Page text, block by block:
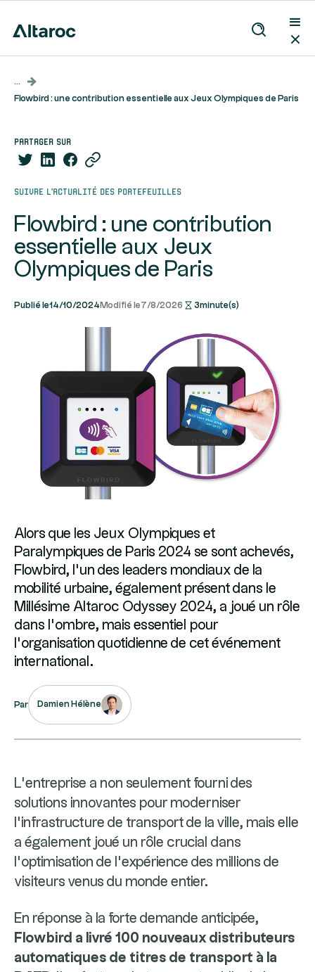
...
Flowbird : une contribution essentielle aux Jeux Olympiques de Paris
partager sur
Suivre l’actualité des portefeuilles
Flowbird : une contribution
essentielle aux Jeux
Olympiques de Paris
Publié le14/10/2024 Modifié le7/8/2026 3minute(s)
Alors que les Jeux Olympiques et
Paralympiques de Paris 2024 se sont achevés,
Flowbird, l’un des leaders mondiaux de la
mobilité urbaine, également présent dans le
Millésime Altaroc Odyssey 2024, a joué un rôle
dans l’ombre, mais essentiel pour
l’organisation quotidienne de cet événement
international.
Par Damien Hélène
L’entreprise a non seulement fourni des
solutions innovantes pour moderniser
l’infrastructure de transport de la ville, mais elle
a également joué un rôle crucial dans
l’optimisation de l’expérience des millions de
visiteurs venus du monde entier.
En réponse à la forte demande anticipée,
Flowbird a livré 100 nouveaux distributeurs
automatiques de titres de transport à la